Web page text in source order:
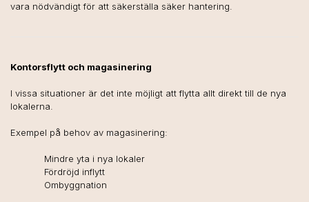
vara nödvändigt för att säkerställa säker hantering.
Kontorsflytt och magasinering
I vissa situationer är det inte möjligt att flytta allt direkt till de nya
lokalerna.
Exempel på behov av magasinering:
Mindre yta i nya lokaler
Fördröjd inflytt
Ombyggnation